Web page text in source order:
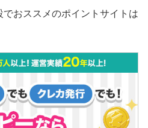
おススメのポイントサイトは